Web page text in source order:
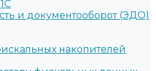
и документооборот (ЭДО)
накопителей